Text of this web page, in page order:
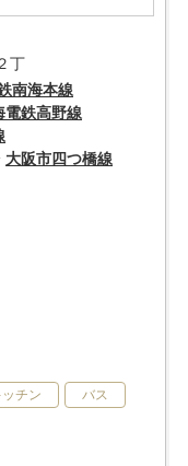
丁
南海本線
電鉄高野線
大阪市四つ橋線
ッチン バス